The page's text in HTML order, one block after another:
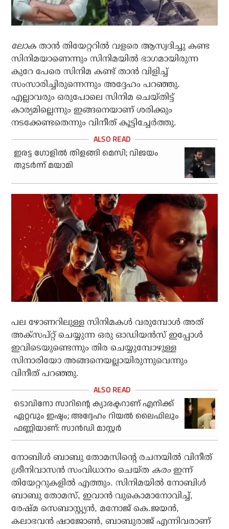
ലോക താന്‍ തിയേറ്ററില്‍ വളരെ ആസ്വദിച്ചു കണ്ട
സിനിമയാണെന്നും സിനിമയില്‍ ഭാഗമായിരുന്ന
കുറേ പേരെ സിനിമ കണ്ട് താന്‍ വിളിച്ച്
സംസാരിച്ചിരുന്നെന്നും അദ്ദേഹം പറഞ്ഞു.
എല്ലാവരും ഒരുപോലെ സിനിമ ചെയ്തിട്ട്
കാര്യമില്ലെന്നും ഇങ്ങനെയാണ് ശരിക്കും
നടക്കേണ്ടതെന്നും വിനീത് കൂട്ടിച്ചേര്‍ത്തു.
ഇരട്ട ഗോളില്‍ തിളങ്ങി മെസി; വിജയം
തുടര്‍ന്ന് മയാമി
പല ഴോണറിലുള്ള സിനിമകള്‍ വരുമ്പോള്‍ അത്
അക്‌സപ്റ്റ് ചെയ്യുന്ന ഒരു ഓഡിയന്‍സ് ഇപ്പോള്‍
ഇവിടെയുണ്ടെന്നും തിര ചെയ്യുമ്പോഴുള്ള
സിനാരിയോ അങ്ങനെയല്ലായിരുന്നുവെന്നും
വിനീത് പറഞ്ഞു.
ടൊവിനോ സാറിന്റെ ക്യാരക്ടറാണ് എനിക്ക്
ഏറ്റവും ഇഷ്ടം; അദ്ദേഹം റിയല്‍ ലൈഫിലും
ഫണ്ണിയാണ്: സാന്‍ഡി മാസ്റ്റര്‍
നോബിള്‍ ബാബു തോമസിന്റെ രചനയില്‍ വിനീത്
ശ്രീനിവാസന്‍ സംവിധാനം ചെയ്ത കരംഇന്ന്
തിയേറ്ററുകളില്‍ എത്തും. സിനിമയില്‍ നോബിള്‍
ബാബു തോമസ്, ഇവാന്‍ വുകൊമാനോവിച്ച്,
രേഷ്മ സെബാസ്റ്റ്യന്‍, മനോജ് കെ.ജയന്‍,
കലാഭവന്‍ ഷാജോണ്‍, ബാബുരാജ് എന്നിവരാണ്